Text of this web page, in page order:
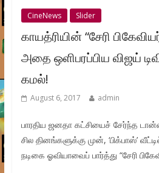
CineNews Slider
காயத்ரியின் “சேரி
அதை ஒளிபரப்பிய விஜய்
கமல்!
August 6, 2017 admin
பாரதிய ஜனதா கட்சியைச் சேர்ந்த
சில தினங்களுக்கு முன், ‘பிக்பாஸ்’
நடிகை ஓவியாவைப் பார்த்து “சேரி